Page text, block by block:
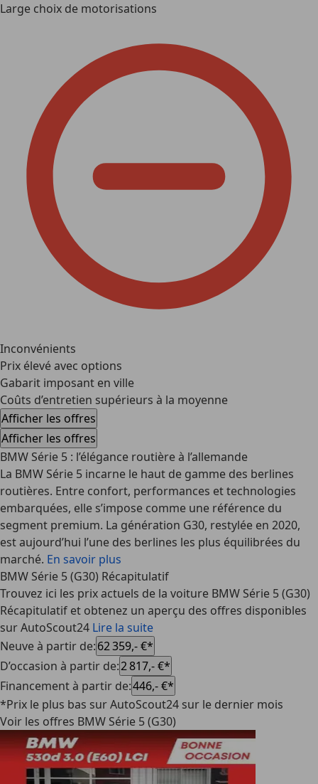
Large choix de motorisations
Inconvénients
Prix élevé avec options
Gabarit imposant en ville
Coûts d’entretien supérieurs à la moyenne
Afficher les offres
Afficher les offres
BMW Série 5 : l’élégance routière à l’allemande
La BMW Série 5 incarne le haut de gamme des berlines
routières. Entre confort, performances et technologies
embarquées, elle s’impose comme une référence du
segment premium. La génération G30, restylée en 2020,
est aujourd’hui l’une des berlines les plus équilibrées du
marché. En savoir plus
BMW Série 5 (G30) Récapitulatif
Trouvez ici les prix actuels de la voiture BMW Série 5 (G30)
Récapitulatif et obtenez un aperçu des offres disponibles
sur AutoScout24 Lire la suite
Neuve à partir de:62 359,- €*
D’occasion à partir de:2 817,- €*
Financement à partir de:446,- €*
*Prix le plus bas sur AutoScout24 sur le dernier mois
Voir les offres BMW Série 5 (G30)